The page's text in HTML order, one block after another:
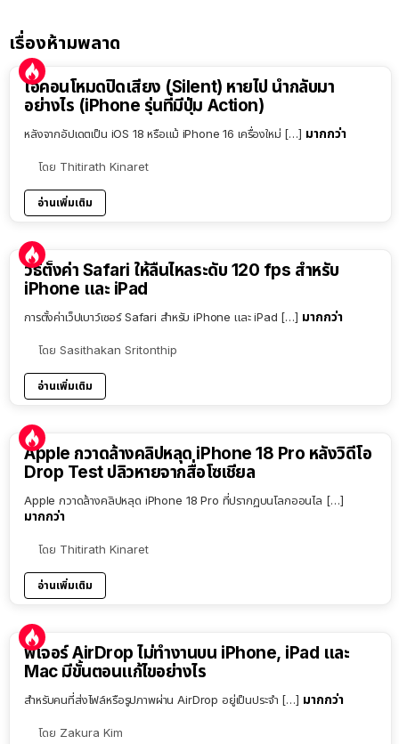
เรื่องห้ามพลาด
ไอคอนโหมดปิดเสียง (Silent) หายไป นำกลับมา
อย่างไร (iPhone รุ่นที่มีปุ่ม Action)
หลังจากอัปเดตเป็น iOS 18 หรือแม้ iPhone 16 เครื่องใหม่ […] มากกว่า
โดย Thitirath Kinaret
อ่านเพิ่มเติม
วิธีตั้งค่า Safari ให้ลื่นไหลระดับ 120 fps สำหรับ
iPhone และ iPad
การตั้งค่าเว็ปเบาว์เซอร์ Safari สำหรับ iPhone และ iPad […] มากกว่า
โดย Sasithakan Sritonthip
อ่านเพิ่มเติม
Apple กวาดล้างคลิปหลุด iPhone 18 Pro หลังวิดีโอ
Drop Test ปลิวหายจากสื่อโซเชียล
Apple กวาดล้างคลิปหลุด iPhone 18 Pro ที่ปรากฏบนโลกออนไล […]
มากกว่า
โดย Thitirath Kinaret
อ่านเพิ่มเติม
ฟีเจอร์ AirDrop ไม่ทำงานบน iPhone, iPad และ
Mac มีขั้นตอนแก้ไขอย่างไร
สำหรับคนที่ส่งไฟล์หรือรูปภาพผ่าน AirDrop อยู่เป็นประจำ […] มากกว่า
โดย Zakura Kim